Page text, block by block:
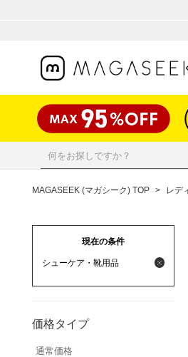
MAGASEEK (マガシーク) TOP > レデ
現在の条件
シューケア・靴用品
価格タイプ
通常価格